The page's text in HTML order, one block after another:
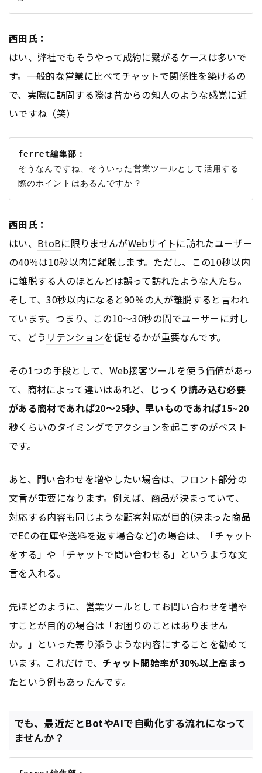
西田氏：
はい、弊社でもそうやって成約に繋がるケースは多いで
す。一般的な営業に比べてチャットで関係性を築けるの
で、実際に訪問する際は昔からの知人のような感覚に近
いですね（笑）
ferret編集部：
そうなんですね、そういった営業ツールとして活用する
西田氏：
はい、 BtoBに限りませんがWebサイトに訪れたユーザー
の40％は10秒以内に離脱します。ただし、この10秒以内
に離脱する人のほとんどは誤って訪れたような人たち。
そして、30秒以内になると90％の人が離脱すると言われ
ています。つまり、この10～30秒の間でユーザーに対し
て、どう リテンションを促せるかが重要なんです。
その1つの手段として、Web接客ツールを使う価値があっ
て、商材によって違いはあれど、 じっくり読み込む必要
がある商材であれば20～25秒、早いものであれば15~20
秒くらいのタイミングでアクションを起こすのがベスト
です。
あと、問い合わせを増やしたい場合は、フロント部分の
文言が重要になります。例えば、商品が決まっていて、
対応する内容も同じような顧客対応が目的(決まった商品
でECの在庫や送料を返す場合など)の場合は、「チャット
をする」や「チャットで問い合わせる」というような文
言を入れる。
先ほどのように、営業ツールとしてお問い合わせを増や
すことが目的の場合は「お困りのことはありません
か。」といった寄り添うような内容にすることを勧めて
います。これだけで、 チャット開始率が30%以上高まっ
たという例もあったんです。
でも、最近だとBotやAIで自動化する流れになって
ませんか？